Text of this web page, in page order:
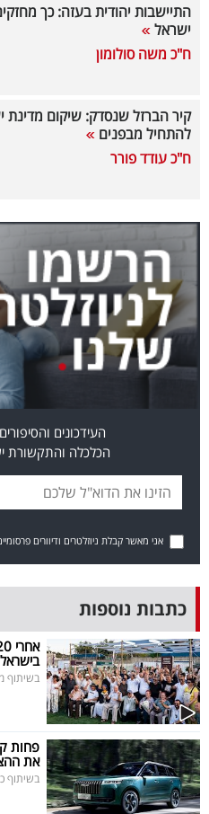
עסקי
קריירה
ולימודים
רייטינג
בריאות
תרבות
ופנאי
המילון
הכלכלי
פודקאסט
40
UNDER
40
שיתופי
פעולה
התיישבות יהודית בעזה: כך
ישראל
ח"כ משה סולומון
קיר הברזל שנסדק: שיקום מדינת
להתחיל מבפנים
ח"כ עודד פורר
העידכונים
הכלכלה והתקשורת
אני מאשר קבלת ניוזלטרים ודיוורים
כתבות נוספות
בשיתוף
פחות
את
בשיתוף